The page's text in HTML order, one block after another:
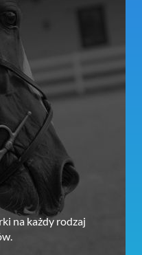
na każdy rodzaj